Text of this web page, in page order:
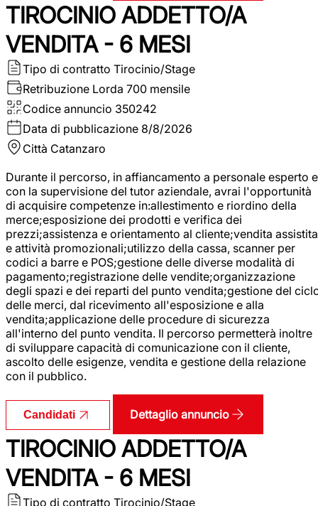
TIROCINIO ADDETTO/A
VENDITA - 6 MESI
Tipo di contratto Tirocinio/Stage
Retribuzione Lorda 700 mensile
Codice annuncio 350242
Data di pubblicazione 8/8/2026
Città Catanzaro
Durante il percorso, in affiancamento a personale esperto e
con la supervisione del tutor aziendale, avrai l'opportunità
di acquisire competenze in:allestimento e riordino della
merce;esposizione dei prodotti e verifica dei
prezzi;assistenza e orientamento al cliente;vendita assistita
e attività promozionali;utilizzo della cassa, scanner per
codici a barre e POS;gestione delle diverse modalità di
pagamento;registrazione delle vendite;organizzazione
degli spazi e dei reparti del punto vendita;gestione del
delle merci, dal ricevimento all'esposizione e alla
vendita;applicazione delle procedure di sicurezza
all'interno del punto vendita. Il percorso permetterà inoltre
di sviluppare capacità di comunicazione con il cliente,
ascolto delle esigenze, vendita e gestione della relazione
con il pubblico.
Candidati Dettaglio annuncio
TIROCINIO ADDETTO/A
VENDITA - 6 MESI
Tipo di contratto Tirocinio/Stage